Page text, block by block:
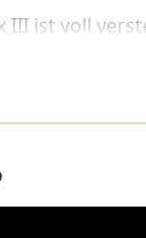
III ist voll
dieser
III